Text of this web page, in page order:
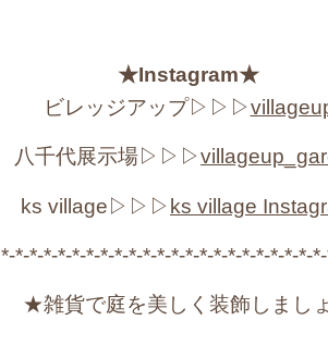
★Instagram★
ビレッジアップ▷▷▷
八千代展示場▷▷▷
ks village▷▷▷ ks village
*-*-*-*-*-*-*-*-*-*-*-*-*-*-*-*-*-*-*-*-*-*-
★雑貨で庭を美しく装飾しまし